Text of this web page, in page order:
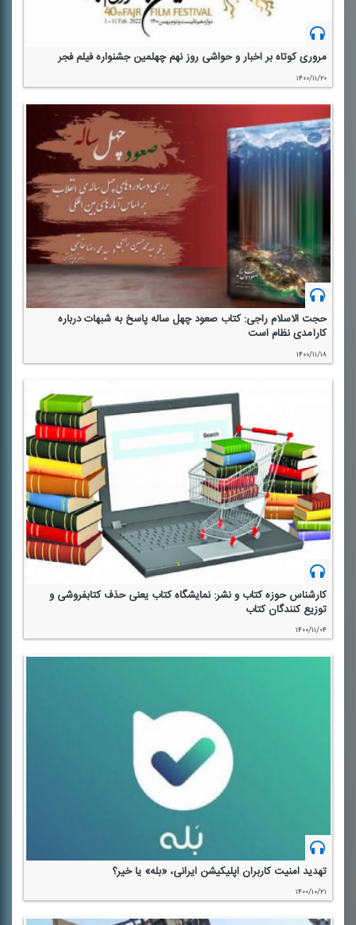
مروری كوتاه بر اخبار و حواشی روز نهم چهلمین جشنواره فیلم فجر
۱۴۰۰/۱۱/۲۰
حجت الاسلام راجی: كتاب صعود چهل ساله پاسخ به شبهات درباره
كارآمدی نظام است
۱۴۰۰/۱۱/۱۸
كارشناس حوزه كتاب و نشر: نمایشگاه كتاب یعنی حذف كتابفروشی و
توزیع كنندگان كتاب
۱۴۰۰/۱۱/۰۴
تهدید امنیت كاربران اپلیكیشن ایرانی، «بله» یا خیر؟
۱۴۰۰/۱۰/۲۱